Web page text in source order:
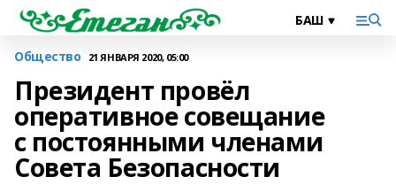
Общество 21 ЯНВАРЯ 2020, 05:00
Президент провёл
оперативное совещание
с постоянными членами
Совета Безопасности